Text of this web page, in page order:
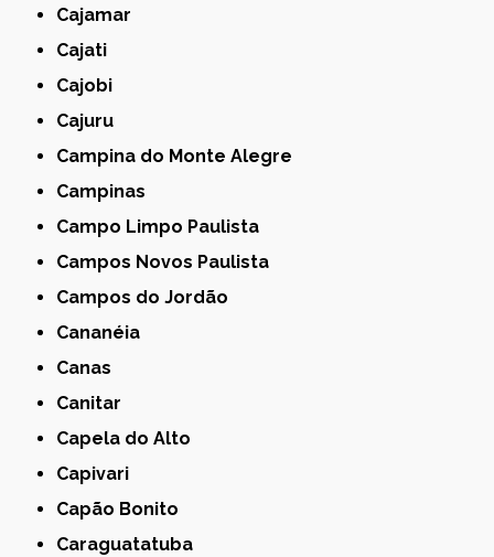
Cajamar
Cajati
Cajobi
Cajuru
Campina do Monte Alegre
Campinas
Campo Limpo Paulista
Campos Novos Paulista
Campos do Jordão
Cananéia
Canas
Canitar
Capela do Alto
Capivari
Capão Bonito
Caraguatatuba